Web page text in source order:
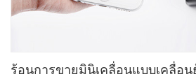
ร้อนการขายมินิเคลื่อนแบบเคลื่อน